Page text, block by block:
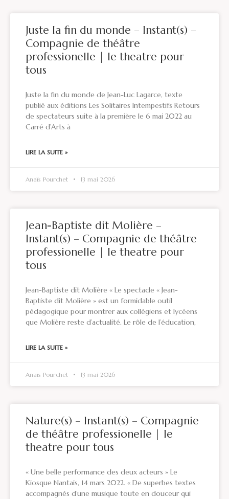
Juste la fin du monde – Instant(s) –
Compagnie de théâtre
professionelle | le theatre pour
tous
Juste la fin du monde de Jean-Luc Lagarce, texte
publié aux éditions Les Solitaires Intempestifs Retours
de spectateurs suite à la première le 6 mai 2022 au
Carré d’Arts à
LIRE LA SUITE »
Anaïs Pourchet 13 mai 2026
Jean-Baptiste dit Molière –
Instant(s) – Compagnie de théâtre
professionelle | le theatre pour
tous
Jean-Baptiste dit Molière « Le spectacle « Jean-
Baptiste dit Molière » est un formidable outil
pédagogique pour montrer aux collégiens et lycéens
que Molière reste d’actualité. Le rôle de l’éducation,
LIRE LA SUITE »
Anaïs Pourchet 13 mai 2026
Nature(s) – Instant(s) – Compagnie
de théâtre professionelle | le
theatre pour tous
« Une belle performance des deux acteurs » Le
Kiosque Nantais, 14 mars 2022. « De superbes textes
accompagnés d’une musique toute en douceur qui